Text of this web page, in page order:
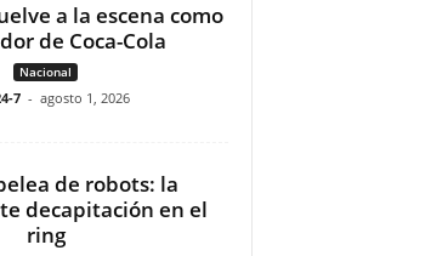
a la escena como
de Coca-Cola
Nacional
7 - agosto 1, 2026
de robots: la
decapitación en el
ring